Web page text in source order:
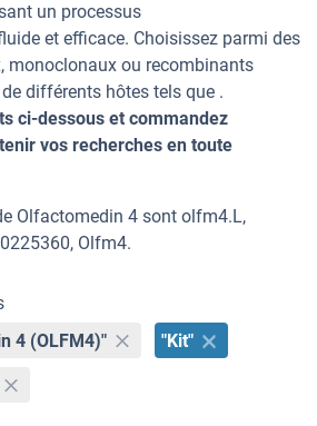
un processus
et efficace. Choisissez parmi des
monoclonaux ou recombinants
différents hôtes tels que .
ci-dessous et commandez
vos recherches en toute
Olfactomedin 4 sont olfm4.L,
Olfm4.
4 (OLFM4)" "Kit"